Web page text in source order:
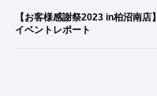
【お客様感謝祭2023 in柏沼南店】
イベントレポート